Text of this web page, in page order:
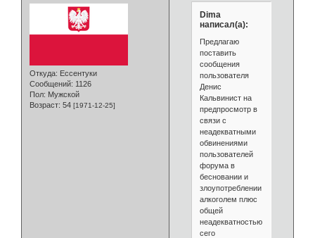
Откуда: Ессентуки
Сообщений: 1126
Пол: Мужской
Возраст: 54 [1971-12-25]
Dima
написал(а):
Предлагаю
поставить
сообщения
пользователя
Денис
Кальвинист на
предпросмотр в
связи с
неадекватными
обвинениями
пользователей
форума в
бесновании и
злоупотреблении
алкоголем плюс
общей
неадекватностью
сего